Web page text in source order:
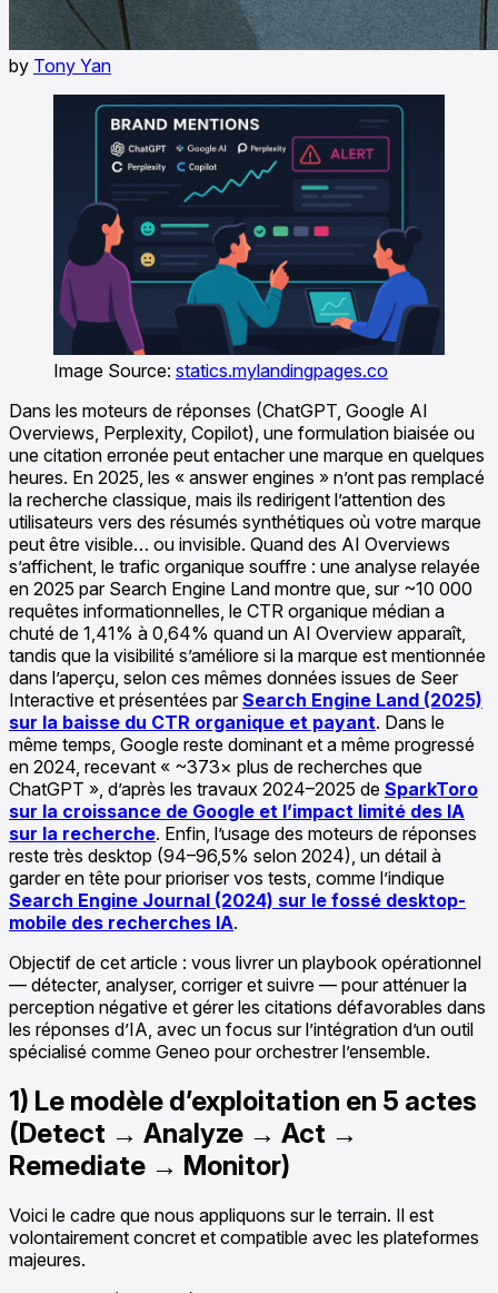
by Tony Yan
Image Source: statics.mylandingpages.co
Dans les moteurs de réponses (ChatGPT, Google AI
Overviews, Perplexity, Copilot), une formulation biaisée ou
une citation erronée peut entacher une marque en quelques
heures. En 2025, les « answer engines » n’ont pas remplacé
la recherche classique, mais ils redirigent l’attention des
utilisateurs vers des résumés synthétiques où votre marque
peut être visible… ou invisible. Quand des AI Overviews
s’affichent, le trafic organique souffre : une analyse relayée
en 2025 par Search Engine Land montre que, sur ~10 000
requêtes informationnelles, le CTR organique médian a
chuté de 1,41% à 0,64% quand un AI Overview apparaît,
tandis que la visibilité s’améliore si la marque est mentionnée
dans l’aperçu, selon ces mêmes données issues de Seer
Interactive et présentées parSearch Engine Land (2025)
sur la baisse du CTR organique et payant. Dans le
même temps, Google reste dominant et a même progressé
en 2024, recevant « ~373× plus de recherches que
ChatGPT », d’après les travaux 2024–2025 de SparkToro
sur la croissance de Google et l’impact limité des IA
sur la recherche. Enfin, l’usage des moteurs de réponses
reste très desktop (94–96,5% selon 2024), un détail à
garder en tête pour prioriser vos tests, comme l’indique
Search Engine Journal (2024) sur le fossé desktop-
mobile des recherches IA.
Objectif de cet article : vous livrer un playbook opérationnel
— détecter, analyser, corriger et suivre — pour atténuer la
perception négative et gérer les citations défavorables dans
les réponses d’IA, avec un focus sur l’intégration d’un outil
spécialisé comme Geneo pour orchestrer l’ensemble.
1) Le modèle d’exploitation en 5 actes
(Detect → Analyze → Act →
Remediate → Monitor)
Voici le cadre que nous appliquons sur le terrain. Il est
volontairement concret et compatible avec les plateformes
majeures.